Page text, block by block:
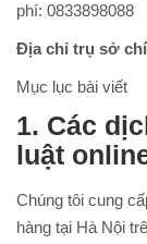
phí: 0833898088
Địa chỉ trụ sở
Mục lục bài viết
1. Các
luật
Chúng tôi cung
hàng tại Hà Nội